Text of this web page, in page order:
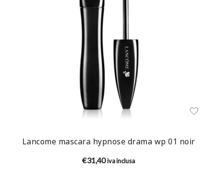
Lancome mascara hypnose drama wp 01 noir
€31,40iva inclusa